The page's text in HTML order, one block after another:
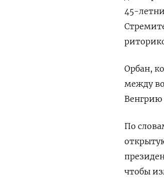
45-
Орбан,
между
Венгрию
По
чтобы